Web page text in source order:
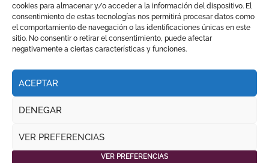
cookies para almacenar y/o acceder a la información del dispositivo. El
consentimiento de estas tecnologías nos permitirá procesar datos como
el comportamiento de navegación o las identificaciones únicas en este
sitio. No consentir o retirar el consentimiento, puede afectar
negativamente a ciertas características y funciones.
ACEPTAR
DENEGAR
VER PREFERENCIAS
VER PREFERENCIAS
Copyright © Todos los derechos reservados